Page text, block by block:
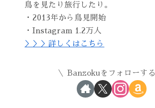
鳥を見たり旅行したり。
・2013年から鳥見開始
・Instagram 1.2万人
＞＞＞詳しくはこちら
Banzokuをフォローする